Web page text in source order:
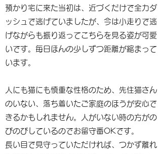
預かり宅に来た当初は、近づくだけで全力ダ
ッシュで逃げていましたが、今は小走りで逃
げながらも振り返ってこちらを見る姿が可愛
いです。毎日ほんの少しずつ距離が縮まって
います。
人にも猫にも慎重な性格のため、先住猫さん
のいない、落ち着いたご家庭のほうが安心で
きるかもしれません。人がいない時の方がの
びのびしているのでお留守番OKです。
長い目で見守っていただければ、つかず離れ